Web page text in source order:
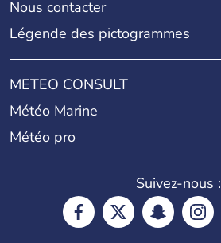
Nous contacter
Légende des pictogrammes
METEO CONSULT
Météo Marine
Météo pro
Suivez-nous :